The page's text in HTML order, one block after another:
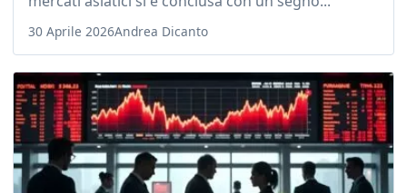
30 Aprile 2026Andrea Dicanto